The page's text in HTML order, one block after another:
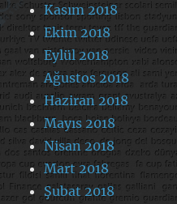
Kasım 2018
Ekim 2018
Eylül 2018
Ağustos 2018
Haziran 2018
Mayıs 2018
Nisan 2018
Mart 2018
Şubat 2018